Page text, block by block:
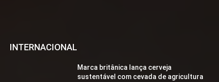
INTERNACIONAL
Marca britânica lança cerveja
sustentável com cevada de agricultura